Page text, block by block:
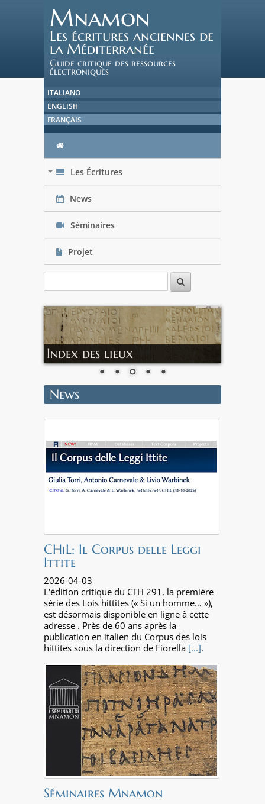
Mnamon
Les écritures anciennes de
la Méditerranée
Guide critique des ressources
électroniques
ITALIANO
ENGLISH
FRANÇAIS
Les Écritures
News
Séminaires
Projet
Index géographique
News
CHiL: Il Corpus delle Leggi
Ittite
2026-04-03
L'édition critique du CTH 291, la première
série des Lois hittites (« Si un homme… »),
est désormais disponible en ligne à cette
adresse . Près de 60 ans après la
publication en italien du Corpus des lois
hittites sous la direction de Fiorella [...].
Séminaires Mnamon